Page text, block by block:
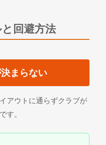
回避方法
まらない
アウトに通らずクラブが
す。